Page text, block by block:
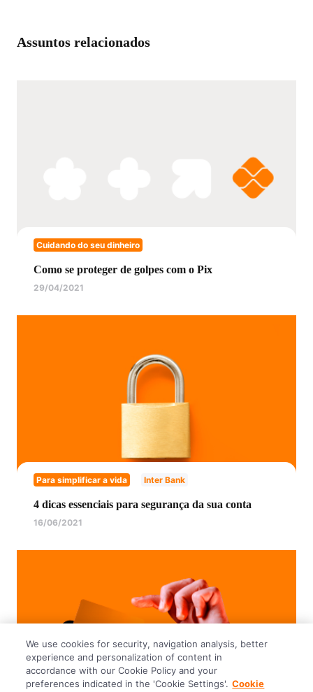
Assuntos relacionados
Cuidando do seu dinheiro
Como se proteger de golpes com o Pix
29/04/2021
Para simplificar a vida Inter Bank
4 dicas essenciais para segurança da sua conta
16/06/2021
We use cookies for security, navigation analysis, better
experience and personalization of content in
accordance with our Cookie Policy and your
preferences indicated in the 'Cookie Settings'. Cookie